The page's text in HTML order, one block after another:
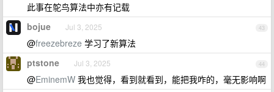
此事在鸵鸟算法中亦有记载
43
bojue Jul 3, 2025
@freezebreze 学习了新算法
44
ptstone Jul 3, 2025
@EminemW 我也觉得，看到就看到，能把我咋的，毫无影响啊